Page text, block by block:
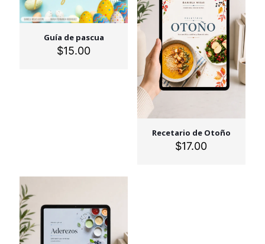
Guía de pascua
$15.00
Recetario de Otoño
$17.00